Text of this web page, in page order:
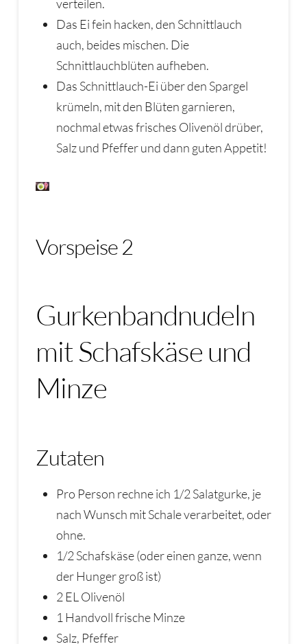
verteilen.
Das Ei fein hacken, den Schnittlauch
auch, beides mischen. Die
Schnittlauchblüten aufheben.
Das Schnittlauch-Ei über den Spargel
krümeln, mit den Blüten garnieren,
nochmal etwas frisches Olivenöl drüber,
Salz und Pfeffer und dann guten Appetit!
Vorspeise 2
Gurkenbandnudeln
mit Schafskäse und
Minze
Zutaten
Pro Person rechne ich 1/2 Salatgurke, je
nach Wunsch mit Schale verarbeitet, oder
ohne.
1/2 Schafskäse (oder einen ganze, wenn
der Hunger groß ist)
2 EL Olivenöl
1 Handvoll frische Minze
Salz, Pfeffer